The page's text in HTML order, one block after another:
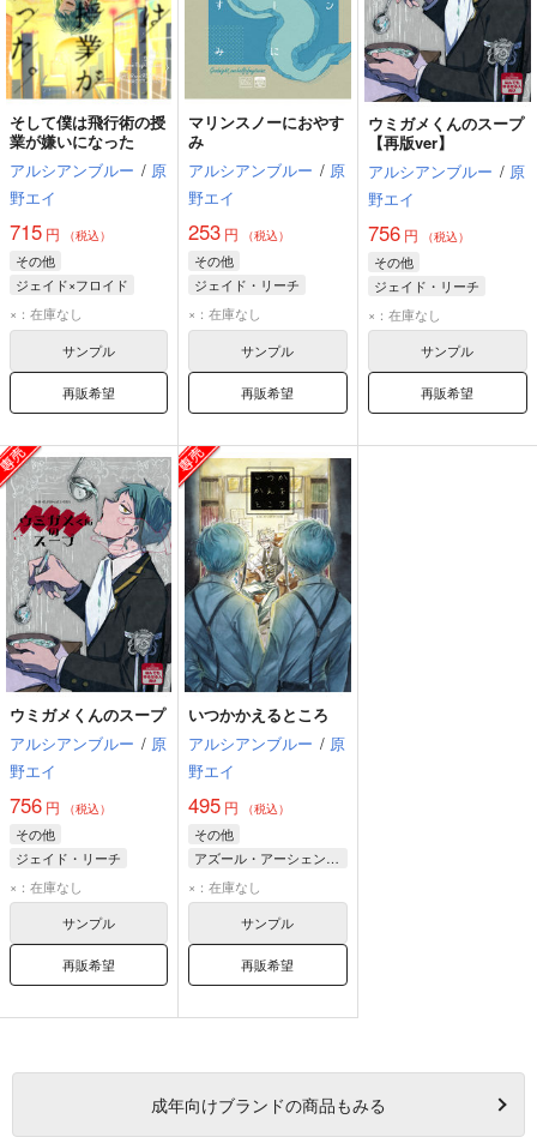
そして僕は飛行術の授
業が嫌いになった
アルシアンブルー / 原
野エイ
715 円 （税込）
その他
ジェイド×フロイド
ジェイド・リーチ
フロイド・リーチ
ラギー・ブッチ
×：在庫なし
サンプル
再販希望
マリンスノーにおやす
み
アルシアンブルー / 原
野エイ
253 円 （税込）
その他
ジェイド・リーチ
フロイド・リーチ
×：在庫なし
サンプル
再販希望
ウミガメくんのスープ
【再版ver】
アルシアンブルー / 原
野エイ
756円 （税込）
その他
ジェイド・リーチ
トレイ・クローバー
フロイド・リーチ
×：在庫なし
サンプル
再販希望
ウミガメくんのスープ
アルシアンブルー / 原
野エイ
756 円 （税込）
その他
ジェイド・リーチ
トレイ・クローバー
フロイド・リーチ
×：在庫なし
サンプル
再販希望
いつかかえるところ
アルシアンブルー / 原
野エイ
495 円 （税込）
その他
アズール・アーシェングロット
フロイド・リーチ
ジェイド・リーチ
×：在庫なし
サンプル
再販希望
成年向けブランドの商品もみる